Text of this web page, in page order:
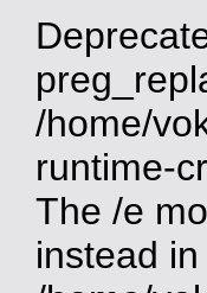
/home/
runtime-
The /e
instead in